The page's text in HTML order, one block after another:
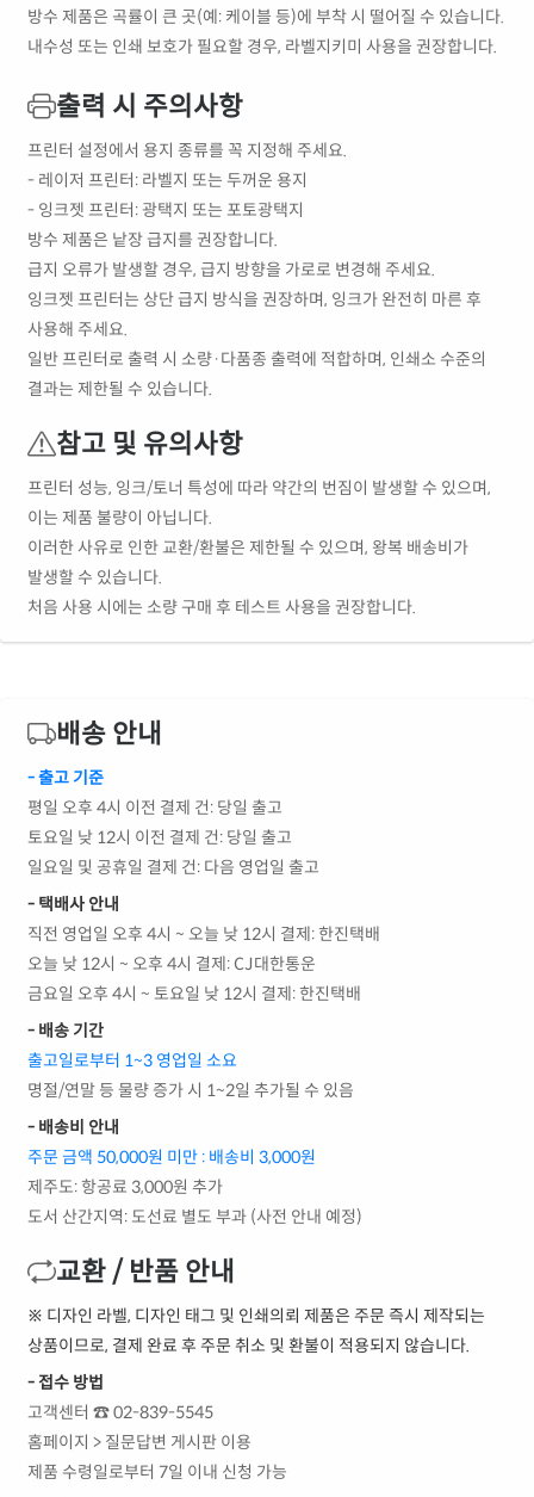
방수 제품은 곡률이 큰 곳(예: 케이블 등)에 부착 시 떨어질 수 있습니다.
내수성 또는 인쇄 보호가 필요할 경우, 라벨지키미 사용을 권장합니다.
출력 시 주의사항
프린터 설정에서 용지 종류를 꼭 지정해 주세요.
- 레이저 프린터: 라벨지 또는 두꺼운 용지
- 잉크젯 프린터: 광택지 또는 포토광택지
방수 제품은 낱장 급지를 권장합니다.
급지 오류가 발생할 경우, 급지 방향을 가로로 변경해 주세요.
잉크젯 프린터는 상단 급지 방식을 권장하며, 잉크가 완전히 마른 후
사용해 주세요.
일반 프린터로 출력 시 소량·다품종 출력에 적합하며, 인쇄소 수준의
결과는 제한될 수 있습니다.
참고 및 유의사항
프린터 성능, 잉크/토너 특성에 따라 약간의 번짐이 발생할 수 있으며,
이는 제품 불량이 아닙니다.
이러한 사유로 인한 교환/환불은 제한될 수 있으며, 왕복 배송비가
발생할 수 있습니다.
처음 사용 시에는 소량 구매 후 테스트 사용을 권장합니다.
배송 안내
- 출고 기준
평일 오후 4시 이전 결제 건: 당일 출고
토요일 낮 12시 이전 결제 건: 당일 출고
일요일 및 공휴일 결제 건: 다음 영업일 출고
- 택배사 안내
직전 영업일 오후 4시 ~ 오늘 낮 12시 결제: 한진택배
오늘 낮 12시 ~ 오후 4시 결제: CJ대한통운
금요일 오후 4시 ~ 토요일 낮 12시 결제: 한진택배
- 배송 기간
출고일로부터 1~3 영업일 소요
명절/연말 등 물량 증가 시 1~2일 추가될 수 있음
- 배송비 안내
주문 금액 50,000원 미만 : 배송비 3,000원
제주도: 항공료 3,000원 추가
도서 산간지역: 도선료 별도 부과 (사전 안내 예정)
교환 / 반품 안내
※ 디자인 라벨, 디자인 태그 및 인쇄의뢰 제품은 주문 즉시 제작되는
상품이므로, 결제 완료 후 주문 취소 및 환불이 적용되지 않습니다.
- 접수 방법
고객센터 ☎ 02-839-5545
홈페이지 > 질문답변 게시판 이용
제품 수령일로부터 7일 이내 신청 가능